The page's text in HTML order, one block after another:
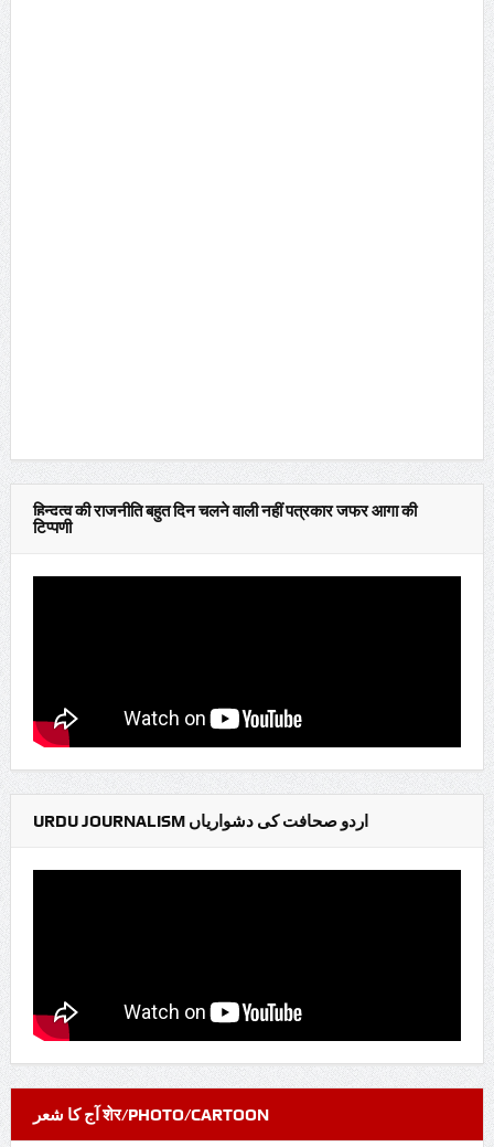
हिन्दुत्व की राजनीति बहुत दिन चलने वाली नहीं पत्रकार जफर आगा की
टिप्पणी
URDU JOURNALISM اردو صحافت کی دشواریاں
آج کا شعر शेर/PHOTO/CARTOON